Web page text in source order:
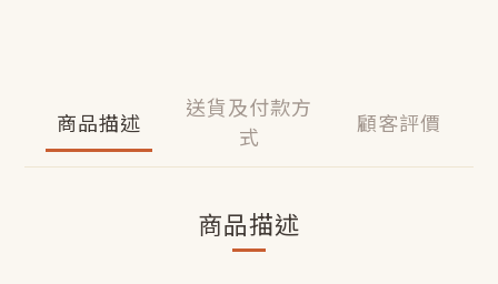
商品描述
送貨及付款方
式
顧客評價
商品描述